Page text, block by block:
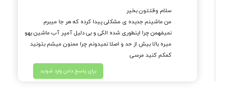
سلام وقتتون بخیر
من ماشینم جدیده ی مشکلی پیدا کرده که هر جا میبرم
نمیفهمن چرا اینطوری شده الکی و بی دلیل آمپر آب ماشین یهو
میره بالا بیش از حد و اصلا نمیدونم چرا ممنون میشم بتونید
کمکم کنید مرسی
برای پاسخ دادن وارد شوید